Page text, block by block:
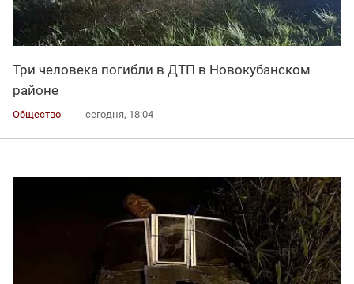
Три человека погибли в ДТП в Новокубанском
районе
Общество сегодня, 18:04